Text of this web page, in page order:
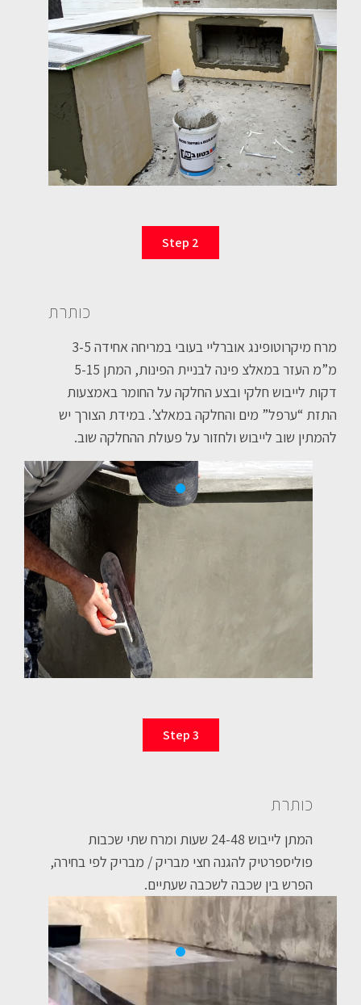
Step 2
כותרת
מרח מיקרוטופינג אוברליי בעובי במריחה אחידה 3-5
מ”מ העזר במאלצ פינה לבניית הפינות, המתן 5-15
דקות לייבוש חלקי ובצע החלקה על החומר באמצעות
התזת “ערפל” מים והחלקה במאלצ’. במידת הצורך יש
להמתין שוב לייבוש ולחזור על פעולת ההחלקה שוב.
Step 3
כותרת
המתן לייבוש 24-48 שעות ומרח שתי שכבות
פוליספרטיק להגנה חצי מבריק / מבריק לפי בחירה,
הפרש בין שכבה לשכבה שעתיים.